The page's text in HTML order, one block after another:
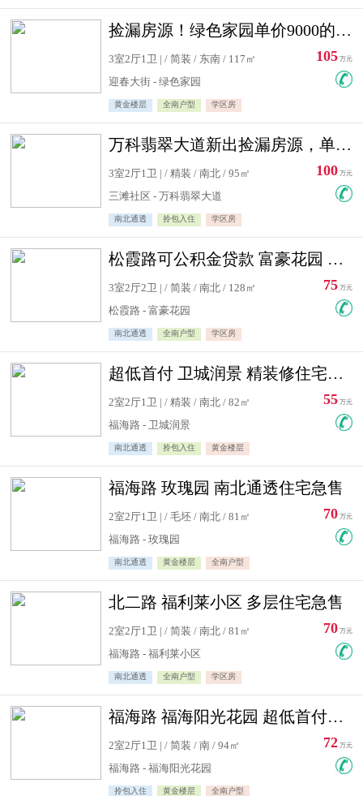
捡漏房源！绿色家园单价9000的大三居，实验小学永明双学区
3室2厅1卫 | / 简装 / 东南 / 117㎡
迎春大街 - 绿色家园
黄金楼层 全南户型 学区房
105 万元
万科翡翠大道新出捡漏房源，单价10500精装修
3室2厅1卫 | / 精装 / 南北 / 95㎡
三滩社区 - 万科翡翠大道
南北通透 拎包入住 学区房
100 万元
松霞路可公积金贷款 富豪花园 复式住宅急售送小棚
3室2厅2卫 | / 简装 / 南北 / 128㎡
松霞路 - 富豪花园
南北通透 全南户型 学区房
75 万元
超低首付 卫城润景 精装修住宅急售 可公积金贷款
2室2厅1卫 | / 精装 / 南北 / 82㎡
福海路 - 卫城润景
南北通透 拎包入住 黄金楼层
55 万元
福海路 玫瑰园 南北通透住宅急售
2室2厅1卫 | / 毛坯 / 南北 / 81㎡
福海路 - 玫瑰园
南北通透 黄金楼层 全南户型
70 万元
北二路 福利莱小区 多层住宅急售
2室2厅1卫 | / 简装 / 南北 / 81㎡
福海路 - 福利莱小区
南北通透 全南户型 学区房
70 万元
福海路 福海阳光花园 超低首付住宅急售
2室2厅1卫 | / 简装 / 南 / 94㎡
福海路 - 福海阳光花园
拎包入住 黄金楼层 全南户型
72 万元